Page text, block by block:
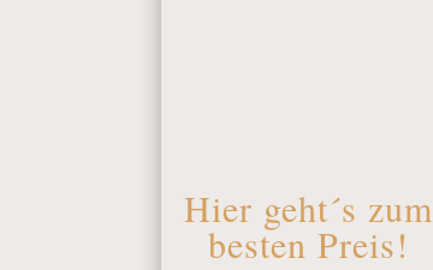
Hier geht´s zum
besten Preis!